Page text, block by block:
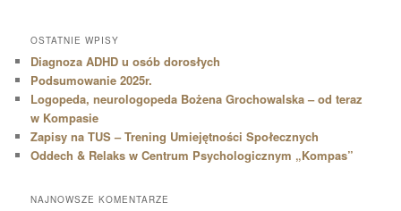
OSTATNIE WPISY
Diagnoza ADHD u osób dorosłych
Podsumowanie 2025r.
Logopeda, neurologopeda Bożena Grochowalska – od teraz
w Kompasie
Zapisy na TUS – Trening Umiejętności Społecznych
Oddech & Relaks w Centrum Psychologicznym „Kompas”
NAJNOWSZE KOMENTARZE